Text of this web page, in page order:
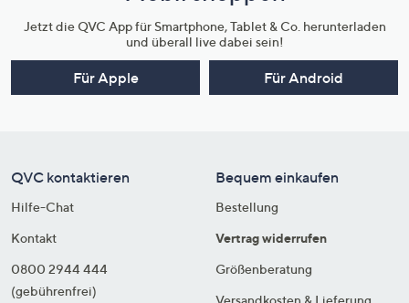
Jetzt die QVC App für Smartphone, Tablet & Co. herunterladen
und überall live dabei sein!
Für Apple Für Android
QVC kontaktieren
Hilfe-Chat
Kontakt
0800 2944 444
(gebührenfrei)
Bequem einkaufen
Bestellung
Vertrag widerrufen
Größenberatung
Versandkosten & Lieferung